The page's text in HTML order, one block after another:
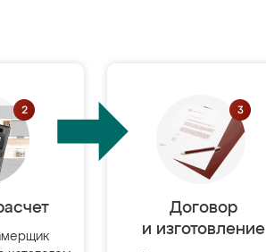
Договор
и изготовление